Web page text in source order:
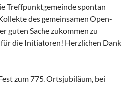
Treffpunktgemeinde spontan
des gemeinsamen Open-
guten Sache zukommen zu
für die Initiatoren! Herzlichen Dank
zum 775. Ortsjubiläum, bei